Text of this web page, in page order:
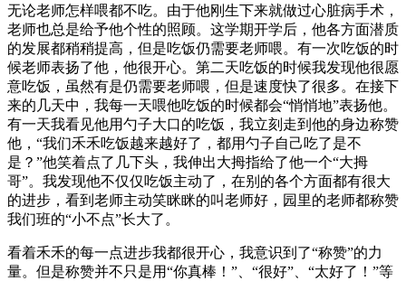
无论老师怎样喂都不吃。由于他刚生下来就做过心脏病手术，
老师也总是给予他个性的照顾。这学期开学后，他各方面潜质
的发展都稍稍提高，但是吃饭仍需要老师喂。有一次吃饭的时
候老师表扬了他，他很开心。第二天吃饭的时候我发现他很愿
意吃饭，虽然有是仍需要老师喂，但是速度快了很多。在接下
来的几天中，我每一天喂他吃饭的时候都会“悄悄地”表扬他。
有一天我看见他用勺子大口的吃饭，我立刻走到他的身边称赞
他，“我们禾禾吃饭越来越好了，都用勺子自己吃了是不
是？”他笑着点了几下头，我伸出大拇指给了他一个“大拇
哥”。我发现他不仅仅吃饭主动了，在别的各个方面都有很大
的进步，看到老师主动笑眯眯的叫老师好，园里的老师都称赞
我们班的“小不点”长大了。
看着禾禾的每一点进步我都很开心，我意识到了“称赞”的力
量。但是称赞并不只是用“你真棒！”、“很好”、“太好了！”等